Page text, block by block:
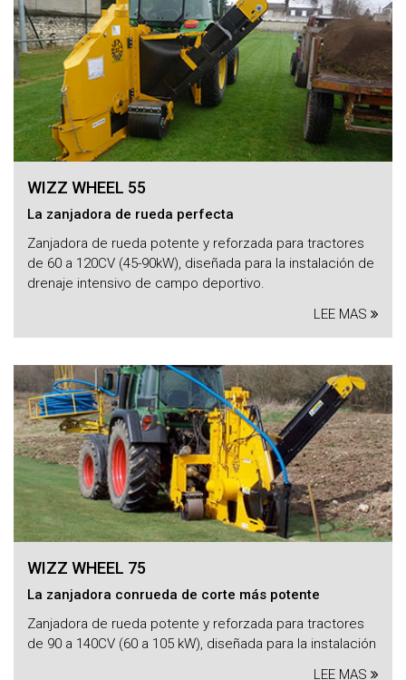
WIZZ WHEEL 55
La zanjadora de rueda perfecta
Zanjadora de rueda potente y reforzada para tractores
de 60 a 120CV (45-90kW), diseñada para la instalación de
drenaje intensivo de campo deportivo.
LEE MAS
WIZZ WHEEL 75
La zanjadora conrueda de corte más potente
Zanjadora de rueda potente y reforzada para tractores
de 90 a 140CV (60 a 105 kW), diseñada para la instalación
LEE MAS